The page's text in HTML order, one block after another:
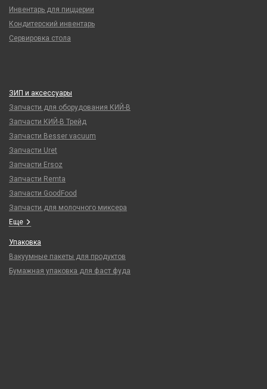
Инвентарь для пиццерии
Кондитерский инвентарь
Сервировка стола
ЗИП и аксессуары
Запчасти для оборудования КИЙ-В
Запчасти КИЙ-В Трейд
Запчасти Besser vacuum
Запчасти Uret
Запчасти Ersoz
Запчасти Remta
Запчасти GoodFood
Запчасти для молочного миксера
Еще
Упаковка
Вакуумные пакеты для продуктов
Бумажная упаковка для фаст фуда